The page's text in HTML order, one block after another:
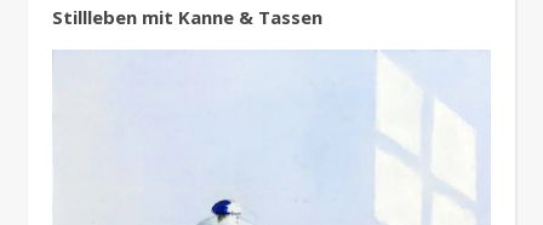
Stillleben mit Kanne & Tassen